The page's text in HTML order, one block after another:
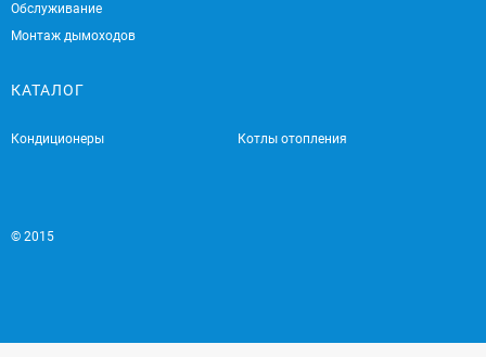
Обслуживание
Монтаж дымоходов
КАТАЛОГ
Кондиционеры Котлы отопления
© 2015